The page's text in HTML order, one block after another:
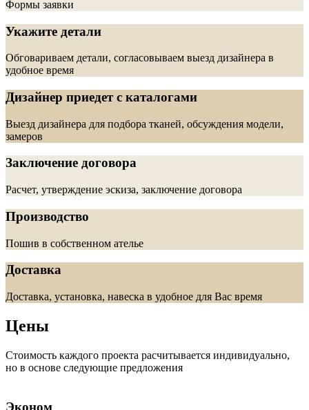
Формы заявки
Укажите детали
Обговариваем детали, согласовываем выезд дизайнера в
удобное время
Дизайнер приедет с каталогами
Выезд дизайнера для подбора тканей, обсуждения модели,
замеров
Заключение договора
Расчет, утверждение эскиза, заключение договора
Производство
Пошив в собственном ателье
Доставка
Доставка, установка, навеска в удобное для Вас время
Цены
Стоимость каждого проекта расчитывается индивидуально,
но в основе следующие предложения
Эконом